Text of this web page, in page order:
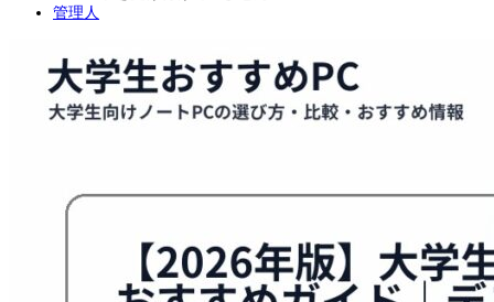
年
学
生
パ
す
管理人